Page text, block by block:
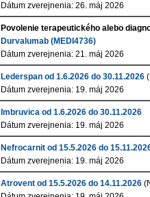
Dátum zverejnenia: 26. máj 2026
Povolenie terapeutického alebo
Durvalumab (MEDI4736)
Dátum zverejnenia: 21. máj 2026
Lederspan od 1.6.2026 do 30.11.2026
Dátum zverejnenia: 19. máj 2026
Imbruvica od 1.6.2026 do 30.11.2026
Dátum zverejnenia: 19. máj 2026
Nefrocarnit od 15.5.2026 do
Dátum zverejnenia: 19. máj 2026
Atrovent od 15.5.2026 do 14.11.2026